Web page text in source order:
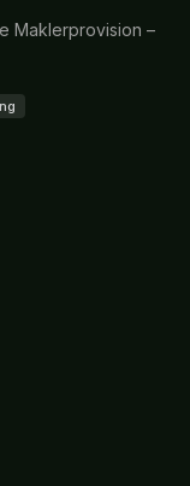
Maklerprovision –